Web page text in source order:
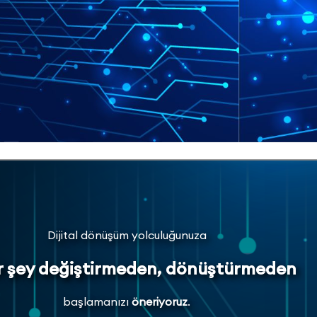
Dijital dönüşüm yolculuğunuza
şey değiştirmeden, dönüştürmeden
başlamanızıöneriyoruz.